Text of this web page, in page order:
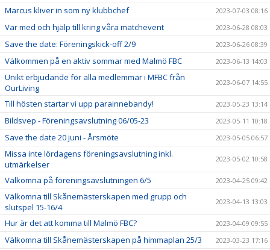
Marcus kliver in som ny klubbchef 2023-07-03 08:16
Var med och hjälp till kring våra matchevent 2023-06-28 08:03
Save the date: Föreningskick-off 2/9 2023-06-26 08:39
Välkommen på en aktiv sommar med Malmö FBC 2023-06-13 14:03
Unikt erbjudande för alla medlemmar i MFBC från
OurLiving
2023-06-07 14:55
Till hösten startar vi upp parainnebandy! 2023-05-23 13:14
Bildsvep - Föreningsavslutning 06/05-23 2023-05-11 10:18
Save the date 20 juni - Årsmöte 2023-05-05 06:57
Missa inte lördagens föreningsavslutning inkl.
utmärkelser
2023-05-02 10:58
Välkomna på föreningsavslutningen 6/5 2023-04-25 09:42
Välkomna till Skånemästerskapen med grupp och
slutspel 15-16/4
2023-04-13 13:03
Hur är det att komma till Malmö FBC? 2023-04-09 09:55
Välkomna till Skånemästerskapen på himmaplan 25/3 2023-03-23 17:16